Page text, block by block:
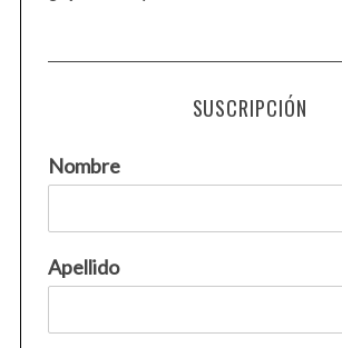
SUSCRIPCIÓN
Nombre
Apellido